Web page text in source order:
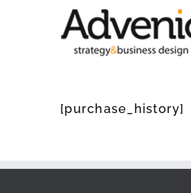
[purchase_history]